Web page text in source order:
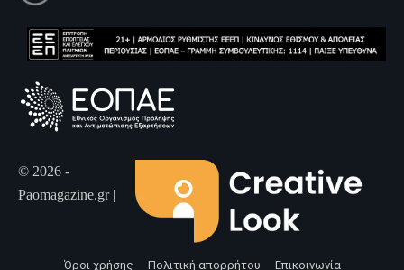
© 2026 -
Paomagazine.gr |
Όροι χρήσης Πολιτική απορρήτου Επικοινωνία